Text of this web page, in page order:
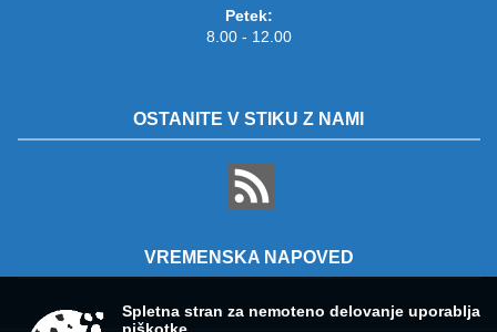
Petek:
8.00 - 12.00
OSTANITE V STIKU Z NAMI
VREMENSKA NAPOVED
Spletna stran za nemoteno delovanje uporablja